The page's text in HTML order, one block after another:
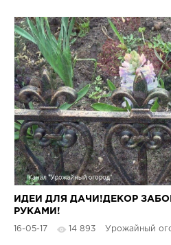
ИДЕИ ДЛЯ ДАЧИ!ДЕКОР
РУКАМИ!
16-05-17 14 893 Урожайный